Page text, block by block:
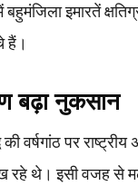
इमारतें
हैं।
बढ़ा नुकसान
वर्षगांठ पर
थे। इसी वजह से